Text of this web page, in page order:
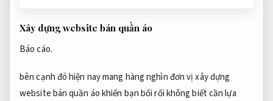
Xây dựng website bán quần áo
Báo cáo.
bên cạnh đó hiện nay mang hàng nghìn đơn vị xây dựng
website bán quần áo khiến bạn bối rối không biết cần lựa